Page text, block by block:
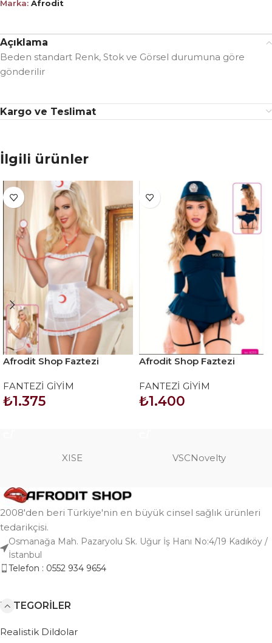
Marka: Afrodit
Açıklama
Beden standart Renk, Stok ve Görsel durumuna göre
gönderilir
Kargo ve Teslimat
İlgili ürünler
Afrodit Shop Faztezi
FANTEZİ GİYİM
₺1.375
Afrodit Shop Faztezi
FANTEZİ GİYİM
₺1.400
XISE VSCNovelty
2008'den beri Türkiye'nin en büyük cinsel sağlık ürünleri
tedarikçisi.
Osmanağa Mah. Pazaryolu Sk. Uğur İş Hanı No:4/19 Kadıköy /
İstanbul
Telefon : 0552 934 9654
KATEGORILER
Realistik Dildolar